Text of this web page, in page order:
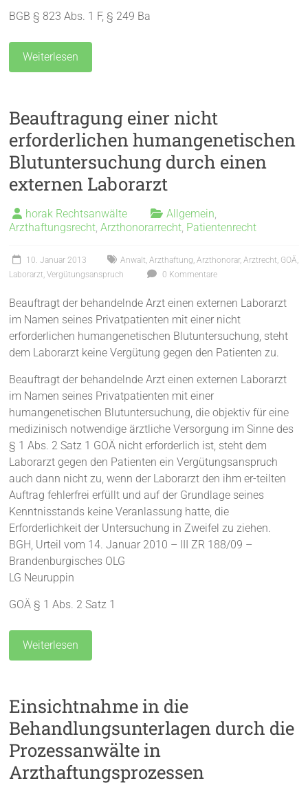
BGB § 823 Abs. 1 F, § 249 Ba
Weiterlesen
Beauftragung einer nicht
erforderlichen humangenetischen
Blutuntersuchung durch einen
externen Laborarzt
horak Rechtsanwälte Allgemein
Arzthaftungsrecht ,Arzthonorarrecht Patientenrecht
10. Januar 2013 Anwalt ,Arzthaftung ,Arzthonorar,Arztrecht GOÄ
Laborarzt ,Vergütungsanspruch 0 Kommentare
Beauftragt der behandelnde Arzt einen externen Laborarzt
im Namen seines Privatpatienten mit einer nicht
erforderlichen humangenetischen Blutuntersuchung, steht
dem Laborarzt keine Vergütung gegen den Patienten zu.
Beauftragt der behandelnde Arzt einen externen Laborarzt
im Namen seines Privatpatienten mit einer
humangenetischen Blutuntersuchung, die objektiv für eine
medizinisch notwendige ärztliche Versorgung im Sinne des
§ 1 Abs. 2 Satz 1 GOÄ nicht erforderlich ist, steht dem
Laborarzt gegen den Patienten ein Vergütungsanspruch
auch dann nicht zu, wenn der Laborarzt den ihm er-teilten
Auftrag fehlerfrei erfüllt und auf der Grundlage seines
Kenntnisstands keine Veranlassung hatte, die
Erforderlichkeit der Untersuchung in Zweifel zu ziehen.
BGH, Urteil vom 14. Januar 2010 – III ZR 188/09 –
Brandenburgisches OLG
LG Neuruppin
GOÄ § 1 Abs. 2 Satz 1
Weiterlesen
Einsichtnahme in die
Behandlungsunterlagen durch die
Prozessanwälte in
Arzthaftungsprozessen